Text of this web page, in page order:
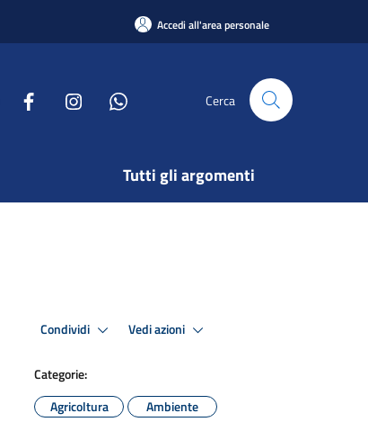
Accedi all'area personale
Cerca
Tutti gli argomenti
Condividi Vedi azioni
Categorie:
Agricoltura
Ambiente